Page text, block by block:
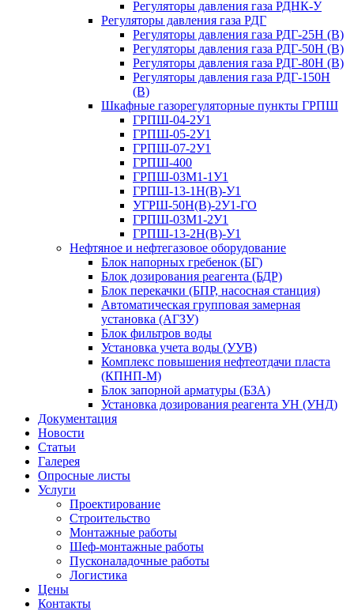
Регуляторы давления газа РДНК-У
Регуляторы давления газа РДГ
Регуляторы давления газа РДГ-25Н (В)
Регуляторы давления газа РДГ-50Н (В)
Регуляторы давления газа РДГ-80Н (В)
Регуляторы давления газа РДГ-150Н
(В)
Шкафные газорегуляторные пункты ГРПШ
ГРПШ-04-2У1
ГРПШ-05-2У1
ГРПШ-07-2У1
ГРПШ-400
ГРПШ-03М1-1У1
ГРПШ-13-1Н(В)-У1
УГРШ-50Н(В)-2У1-ГО
ГРПШ-03М1-2У1
ГРПШ-13-2Н(В)-У1
Нефтяное и нефтегазовое оборудование
Блок напорных гребенок (БГ)
Блок дозирования реагента (БДР)
Блок перекачки (БПР, насосная станция)
Автоматическая групповая замерная
установка (АГЗУ)
Блок фильтров воды
Установка учета воды (УУВ)
Комплекс повышения нефтеотдачи пласта
(КПНП-М)
Блок запорной арматуры (БЗА)
Установка дозирования реагента УН (УНД)
Документация
Новости
Статьи
Галерея
Опросные листы
Услуги
Проектирование
Строительство
Монтажные работы
Шеф-монтажные работы
Пусконаладочные работы
Логистика
Цены
Контакты